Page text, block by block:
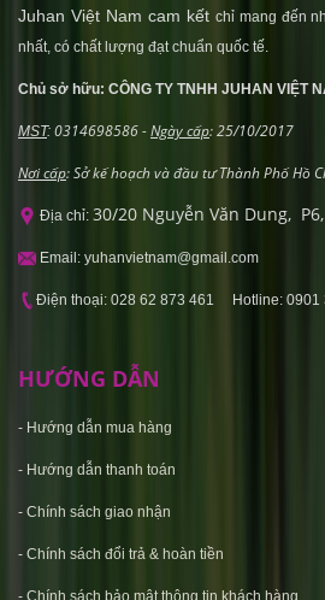
Juhan Việt Nam cam kết chỉ mang đến
nhất, có chất lượng đạt chuẩn quốc tế.
Chủ sở hữu: CÔNG TY TNHH JUHAN VIỆT
MST: 0314698586 -Ngày cấp: 25/10/2017
Nơi cấp: Sở kế hoạch và đầu tư Thành Phố Hồ
Địa chỉ: 30/20 Nguyễn Văn Dung, P6,
Email: yuhanvietnam@gmail.com
Điện thoại: 028 62 873 461 Hotline: 0901
HƯỚNG DẪN
- Hướng dẫn mua hàng
- Hướng dẫn thanh toán
- Chính sách giao nhận
- Chính sách đổi trả & hoàn tiền
- Chính sách bảo mật thông tin khách hàng